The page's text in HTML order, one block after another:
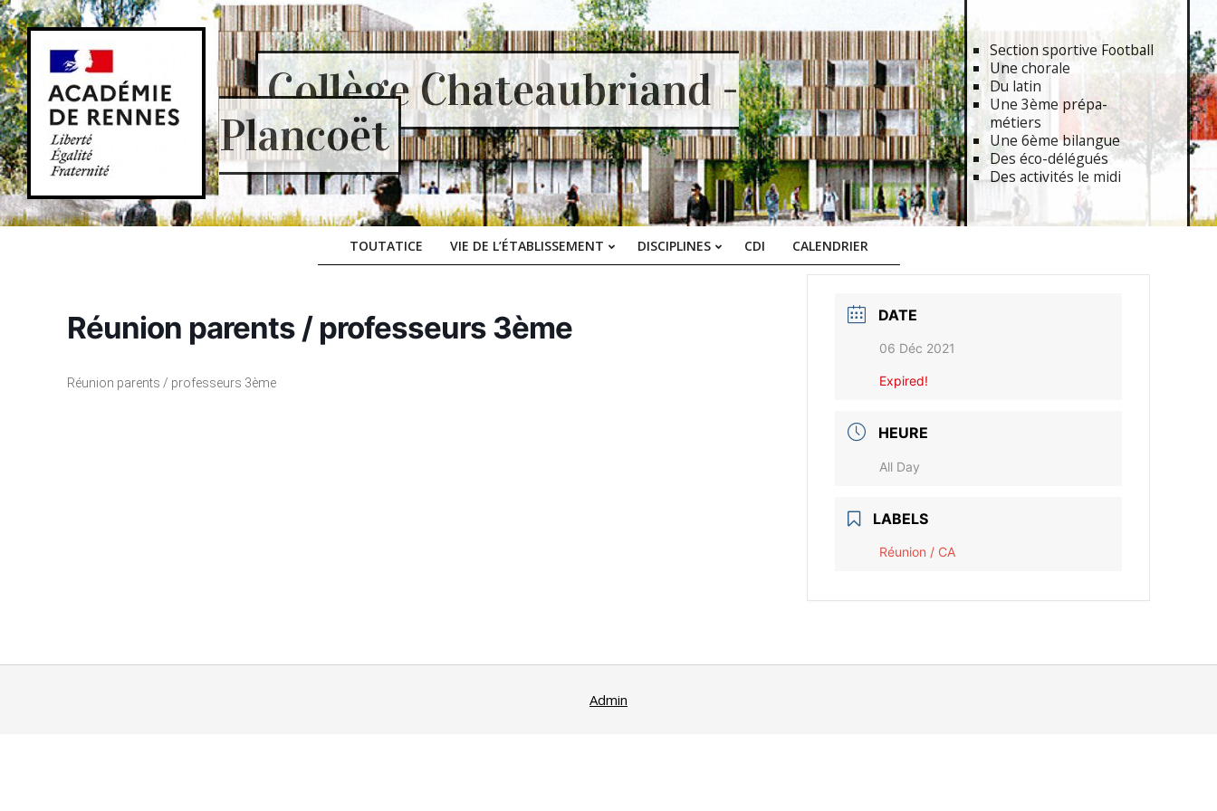
Skip
to
content
Collège Chateaubriand -
Plancoët
Section sportive Football
Une chorale
Du latin
Une 3ème prépa-
métiers
Une 6ème bilangue
Des éco-délégués
Des activités le midi
Primary
TOUTATICE VIE DE L’ÉTABLISSEMENT DISCIPLINES CDI CALENDRIER
Réunion parents / professeurs 3ème
Réunion parents / professeurs 3ème
DATE
06 Déc 2021
Expired!
HEURE
All Day
LABELS
Réunion / CA
Admin